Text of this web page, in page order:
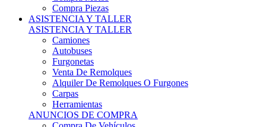
ASISTENCIA Y TALLER
ASISTENCIA Y TALLER
Camiones
Autobuses
Furgonetas
Venta De Remolques
Alquiler De Remolques O Furgones
Carpas
Herramientas
ANUNCIOS DE COMPRA
Compra De Vehículos
Compra De Herramientas